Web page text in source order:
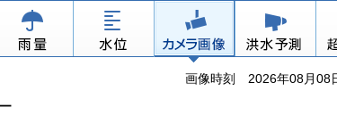
画像時刻 2026年08月08